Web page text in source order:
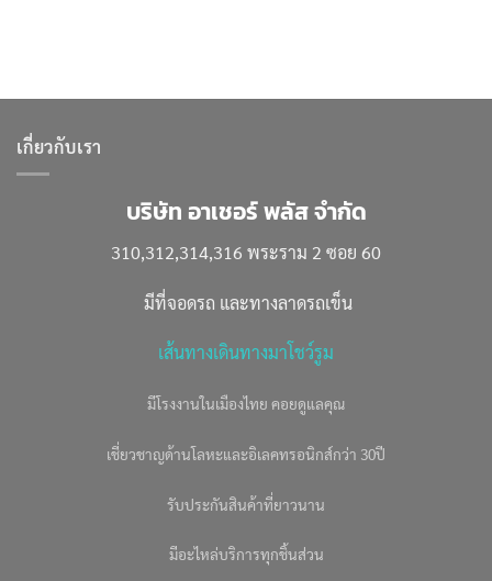
เกี่ยวกับเรา
บริษัท อาเชอร์ พลัส จำกัด
310,312,314,316 พระราม 2 ซอย 60
มีที่จอดรถ และทางลาดรถเข็น
เส้นทางเดินทางมาโชว์รูม
มีโรงงานในเมืองไทย คอยดูแลคุณ
เชี่ยวชาญด้านโลหะและอิเลคทรอนิกส์กว่า 30ปี
รับประกันสินค้าที่ยาวนาน
มีอะไหล่บริการทุกชิ้นส่วน